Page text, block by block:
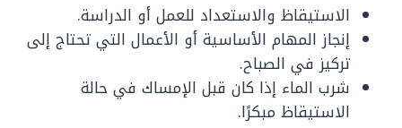
الاستيقاظ والاستعداد للعمل أو الدراسة.
إنجاز المهام الأساسية أو الأعمال التي تحتاج إلى
تركيز في الصباح.
شرب الماء إذا كان قبل الإمساك في حالة
الاستيقاظ مبكرًا.